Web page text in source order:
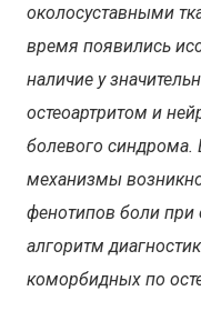
околосуставными
время появились
наличие у
остеоартритом и
болевого синдрома.
механизмы
фенотипов боли при
алгоритм
коморбидных по